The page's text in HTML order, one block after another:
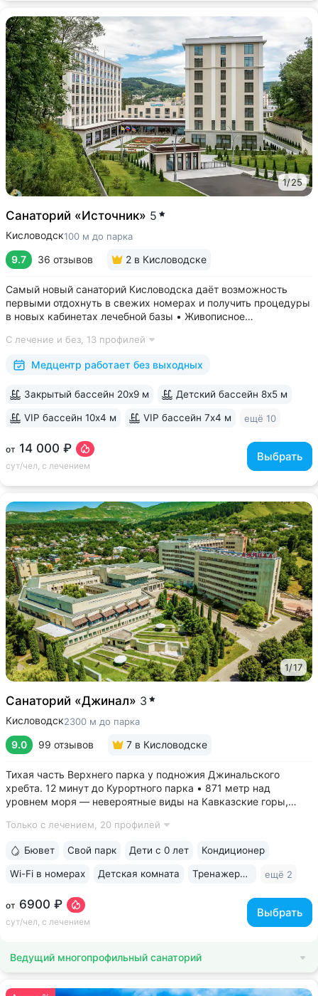
1/25
Санаторий «Источник» 5
Кисловодск100 м до парка
9.7 36 отзывов 2 в Кисловодске
Самый новый санаторий Кисловодска даёт возможность
первыми отдохнуть в свежих номерах и получить процедуры
в новых кабинетах лечебной базы • Живописное
галереей и Каскадной лестницей • Свой выход в Курортный
парк, поблизости проходят маршруты...
С лечение и без, 13 профилей
Медцентр работает без выходных
от 14 000 ₽
сут/чел, с лечением
Выбрать
Закрытый бассейн 20х9 м Детский бассейн 8х5 м
VIP бассейн 10х4 м VIP бассейн 7х4 м ещё 10
1/17
Санаторий «Джинал» 3
Кисловодск2300 м до парка
9.0 99 отзывов 7 в Кисловодске
Тихая часть Верхнего парка у подножия Джинальского
хребта. 12 минут до Курортного парка • 871 метр над
уровнем моря ­— невероятные виды на Кавказские горы,
расположены лучшие смотровые площадки Кисловодска •
Только с лечением, 20 профилей
от 6900 ₽
сут/чел, с лечением
Выбрать
Бювет Свой парк Дети с 0 лет Кондиционер
Wi-Fi в номерах Детская комната Тренажерный зал ещё 2
Ведущий многопрофильный санаторий